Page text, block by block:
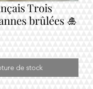
Trois
brûlées 🎍
de stock